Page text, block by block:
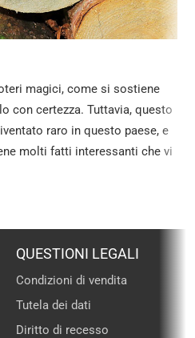
magici, come si sostiene
con certezza. Tuttavia, questo
raro in questo paese, e
molti fatti interessanti che vi
QUESTIONI LEGALI
Condizioni di vendita
Tutela dei dati
Diritto di recesso